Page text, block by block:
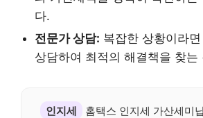
다.
전문가 상담: 복잡한 상황이라
상담하여 최적의 해결책을 찾는
인지세
홈택스 인지세 가산세미